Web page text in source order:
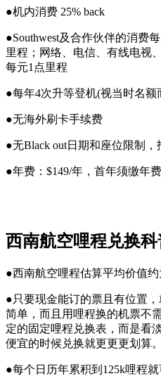
●机内消费 25% back
●Southwest及合作伙伴的消费
里程；网络、电信、有线电视
每元1点里程
●每年4次升等登机(视当时名额
●无海外刷卡手续费
●无Black out日期和座位限制
●年费：$149/年，首年须缴年费
西南航空哩程兑换科
●西南航空哩程估算平均价值约
●只要现金能订的票且有位置
简单，而且用哩程换的机票不
定的固定哩程兑换表，而是看
便宜的时候兑换就更更更划算。
●每个日历年累积到125k哩程